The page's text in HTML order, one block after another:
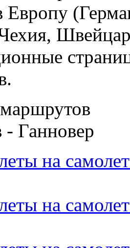
Европу
- Ганновер
на
на